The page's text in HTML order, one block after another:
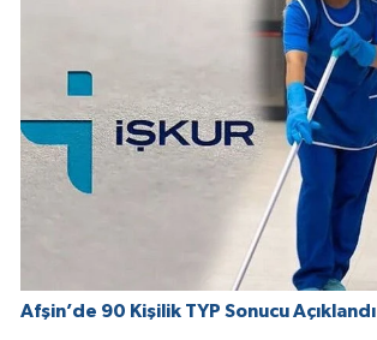
Afşin’de 90 Kişilik TYP Sonucu Açıklandı